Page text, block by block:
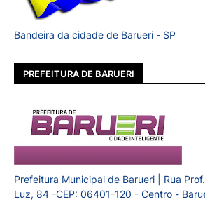
Bandeira da cidade de Barueri - SP
PREFEITURA DE BARUERI
Prefeitura Municipal de Barueri | Rua
Luz, 84 -CEP: 06401-120 - Centro -